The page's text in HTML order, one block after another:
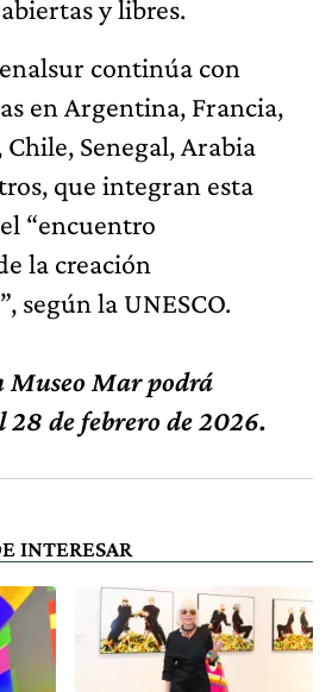
y libres.
continúa con
en Argentina, Francia,
Senegal, Arabia
que integran esta
“encuentro
la creación
según la UNESCO.
Museo Mar podrá
28 de febrero de 2026.
INTERESAR